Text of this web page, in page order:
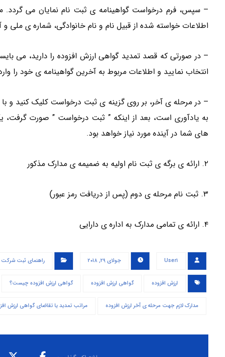
– سپس، فرم درخواست گواهینامه ی ثبت نام نمایان می گردد.
اطلاعات خواسته شده از قبیل نام و نام خانوادگی، شماره ی ملی و
– در صورتی که قصد تمدید گواهی ارزش افزوده را دارید، می
انتخاب نمایید و اطلاعات مربوط به آخرین گواهینامه ی خود را
– در مرحله ی آخر، بر روی گزینه ی ثبت درخواست کلیک کنید و
به یادآوری است، بعد از اینکه ” ثبت درخواست ” صورت
های شما در آینده مورد نیاز خواهد بود.
۲. ارائه ی برگه ی ثبت نام اولیه به ضمیمه ی مدارک مذکور
۳. ثبت نام مرحله ی دوم (پس از دریافت رمز عبور)
۴. ارائه ی تمامی مدارک به اداره ی دارایی
User۱ جولای ۲۹, ۲۰۱۸ راهنمای ثبت شرکت
ارزش افزوده گواهی ارزش افزوده گواهی ارزش افزوده چیست؟
مدارک لازم جهت مرحله ی آخر ارزش افزوده مراتب تمدید یا تقاضای گواهی ارزش